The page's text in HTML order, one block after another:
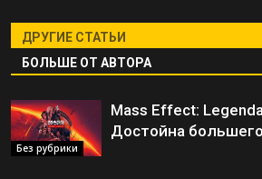
ДРУГИЕ СТАТЬИ
БОЛЬШЕ ОТ АВТОРА
Без рубрики
Mass Effect:
Достойна большего